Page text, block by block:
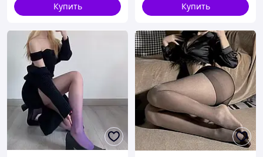
Купить Купить